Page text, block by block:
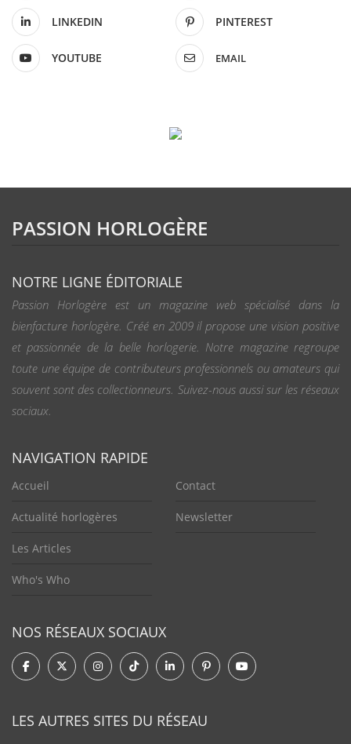
LINKEDIN PINTEREST
YOUTUBE EMAIL
PASSION HORLOGÈRE
NOTRE LIGNE ÉDITORIALE
Passion Horlogère est un magazine web spécialisé dans la
bienfacture horlogère. Créé en 2009 il propose une vision positive
et passionnée de la belle horlogerie. Notre magazine regroupe
toute une équipe de contributeurs professionnels ou amateurs qui
souvent sont des collectionneurs. Suivez-nous aussi sur les réseaux
sociaux.
NAVIGATION RAPIDE
Accueil
Actualité horlogères
Les Articles
Who's Who
Contact
Newsletter
NOS RÉSEAUX SOCIAUX
LES AUTRES SITES DU RÉSEAU